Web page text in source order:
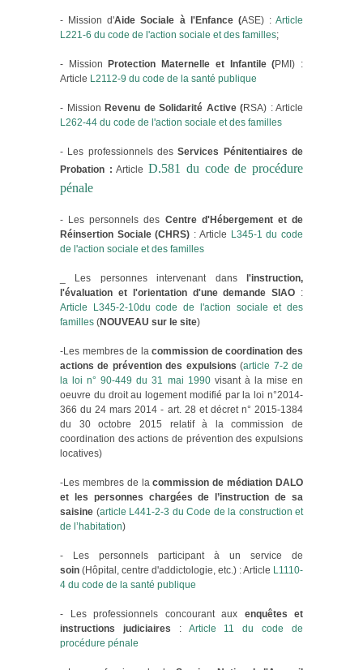
- Mission d'Aide Sociale à l'Enfance (ASE) : Article
L221-6 du code de l'action sociale et des familles;
- Mission Protection Maternelle et Infantile (PMI) :
Article L2112-9 du code de la santé publique
- Mission Revenu de Solidarité Active (RSA) : Article
L262-44 du code de l'action sociale et des familles
- Les professionnels desServices Pénitentiaires de
Probation : ArticleD.581 du code de procédure
pénale
- Les personnels des Centre d'Hébergement et de
Réinsertion Sociale (CHRS) : Article L345-1 du code
de l'action sociale et des familles
_ Les personnes intervenant dans
l'instruction,
l'évaluation et l'orientation d'une demande SIAO :
Article L345-2-10du code de l'action sociale et des
familles (NOUVEAU sur le site)
-Les membres de lacommission de coordination des
actions de prévention des expulsions (article 7-2 de
la loi n° 90-449 du 31 mai 1990visant à la mise en
oeuvre du droit au logement modifié par la loi n°2014-
366 du 24 mars 2014 - art. 28 et décret n° 2015-1384
du 30 octobre 2015 relatif à la commission de
coordination des actions de prévention des expulsions
locatives)
-Les membres de lacommission de médiation DALO
et les personnes chargées de l’instruction de sa
saisine (article L441-2-3 du Code de la construction et
de l’habitation)
- Les personnels participant à un service de
soin (Hôpital, centre d'addictologie, etc.) : Article L1110-
4 du code de la santé publique
- Les professionnels concourant aux enquêtes et
instructions judiciaires : Article 11 du code de
procédure pénale